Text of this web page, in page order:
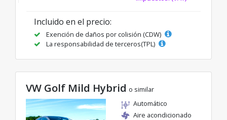
Incluido en el precio:
Exención de daños por colisión (CDW)
La responsabilidad de terceros(TPL)
VW Golf Mild Hybrid o similar
Automático
Aire acondicionado